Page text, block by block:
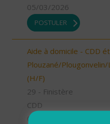
05/03/2026
POSTULER
Aide à domicile - CDD
Plouzané/
(H/F)
29 - Finistère
CDD
05/03/2026